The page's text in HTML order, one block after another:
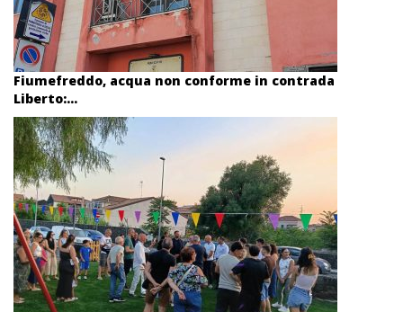
Fiumefreddo, acqua non conforme in contrada
Liberto:...